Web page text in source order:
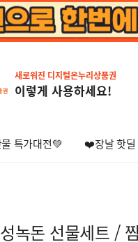
새로워진 디지털온누리상품권
이렇게 사용하세요!
특가대전💚 ❤️장날 핫
녹돈 선물세트 /